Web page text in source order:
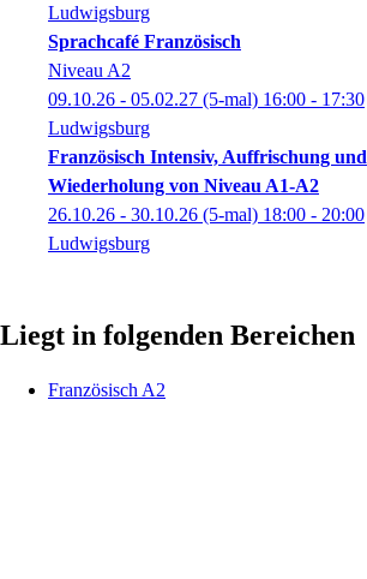
Ludwigsburg
Sprachcafé Französisch
Niveau A2
09.10.26 - 05.02.27 (5-mal) 16:00 - 17:30
Ludwigsburg
Französisch Intensiv, Auffrischung und
Wiederholung von Niveau A1-A2
26.10.26 - 30.10.26 (5-mal) 18:00 - 20:00
Ludwigsburg
Liegt in folgenden Bereichen
Französisch A2